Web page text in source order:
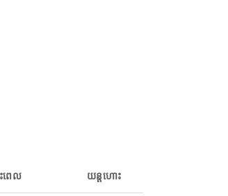
ពេល យន្តហោះ